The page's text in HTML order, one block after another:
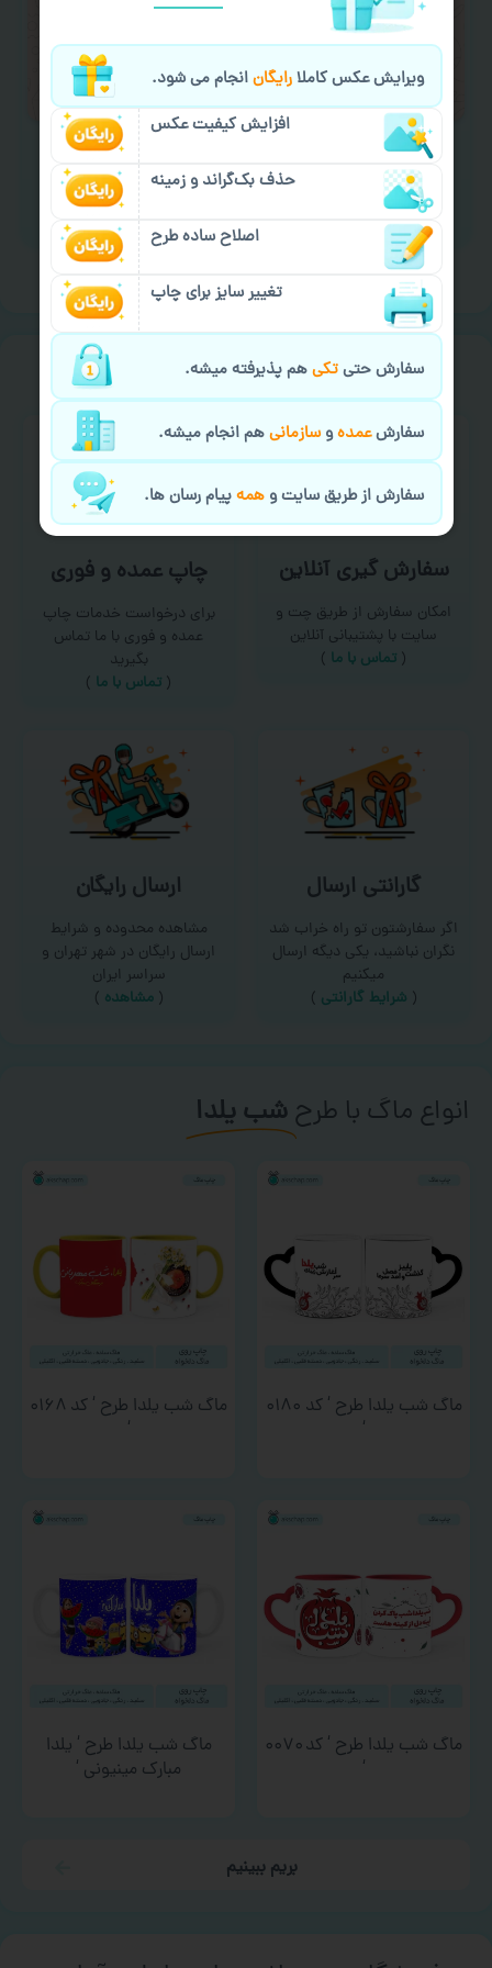
لازم را انجام دهید.
ایمیل جهت ثبت یا پیگیری سفارش:
aks4chap.com@gmail.com
خیالت راحت ازسفارش گیری
سفارش گیری آنلاین
امکان سفارش از طریق چت و
سایت با پشتیبانی آنلاین
( تماس با ما‌ )
چاپ عمده و فوری
برای درخواست خدمات چاپ
عمده و فوری با ما تماس
بگیرید
( تماس با ما )
گارانتی ارسال
اگر سفارشتون تو راه خراب شد
نگران نباشید، یکی دیگه ارسال
میکنیم
( شرایط گارانتی )
ارسال رایگان
مشاهده محدوده و شرایط
ارسال رایگان در شهر تهران و
سراسر ایران
(مشاهده )
انواع ماگ با طرحشب یلدا
ماگ شب یلدا طرح ‘ کد ۰۱۸۰
‘
ماگ شب یلدا طرح ‘ کد ۰۱۶۸
‘
ماگ شب یلدا طرح ‘ کد ۰۰۷۰
‘
ماگ شب یلدا طرح ‘ یلدا
مبارک مینیونی ‘
بریم ببینیم
ویرایش عکس کاملارایگانانجام می شود.
افزایش کیفیت عکس
حذف بک‌گراند و زمینه
اصلاح ساده طرح
تغییر سایز برای چاپ
سفارش حتیتکیهم پذیرفته میشه.
سفارشعمدهوسازمانیهم انجام میشه.
سفارش از طریق سایت وهمهپیام رسان ها.